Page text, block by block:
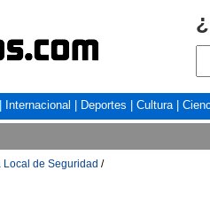
Internacional Deportes Cultura|
Local de Seguridad /